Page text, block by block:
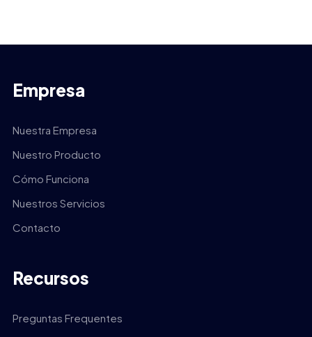
Empresa
Nuestra Empresa
Nuestro Producto
Cómo Funciona
Nuestros Servicios
Contacto
Recursos
Preguntas Frequentes